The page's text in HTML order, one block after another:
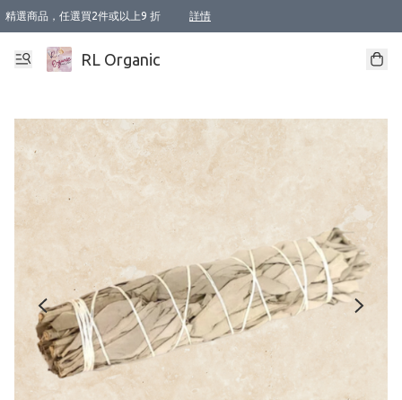
精選商品，任選買2件或以上9 折 詳情
XI周年優惠【新品自由選2件88折/3件85折】
XI周年優惠【Chakra 脈輪平衡自由選2件9折/3件85折/5件8折】
Florame 肌底自由選 2支9折 3支85折
XI周年優惠【蟲蟲退散 · 防衛結界﹞系列2件9折】
Sunki 任選2件95折
BIOFFICINA TOSCANA 任選2支9折 3支85折
Lamav 任選1件9折 2件85折
Mukti Organics 指定產品任選1件9折, 2件88折 3件85折
Intelligent Nutrients Skincare 任選2件9折
deodorant 任選2件88折
化妝品 任選2件95折
XI周年優惠【身心靈單品 任選2件9折/3件85折/5件8折】
XI周年優惠 【精油/香水 任選2件9折/3件85折/5件8折】
XI周年優惠【「關節到肌膚」全效養護 BODY OIL 組2件88折/3件85折】
XI周年優惠【夏日有機物理防曬套裝2件88折】
XI周年優惠【夏日潔面隨意選2件88折/3件85折】
XI周年優惠【逆齡奇蹟抗氧 11 自由選2件88折/3件85折/4件或以上8折】
新會員首次購物即享全單 95 折優惠！
成為VIP / VVIP 可享有生日月現金扣減獎賞優惠 !! 記得去賬户資料填上生日日期啦 !
選用順豐速運，滿$500 免運費
本地速遞 京東 送住宅/ 工商地址 $400 免運費
澳門訂單選用順豐速運，滿$800 免運費
RL Organic